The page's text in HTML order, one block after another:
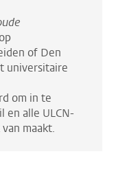
of Den
universitaire
om in te
en alle ULCN-
maakt.